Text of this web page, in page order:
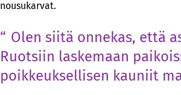
nousukarvat.
Olen siitä onnekas, että
Ruotsiin laskemaan
poikkeuksellisen kauniit